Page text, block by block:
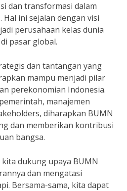
dan transformasi dalam
ini sejalan dengan visi
perusahaan kelas dunia
pasar global.
dan tantangan yang
mampu menjadi pilar
perekonomian Indonesia.
manajemen
diharapkan BUMN
dan memberikan kontribusi
bangsa.
dukung upaya BUMN
dan mengatasi
Bersama-sama, kita dapat